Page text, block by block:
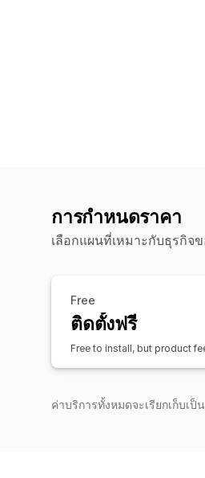
การกำหนดราคา
เลือกแผนที่เหมาะกับธุรกิจ
Free
ติดตั้งฟรี
Free to install, but product
ค่าบริการทั้งหมดจะเรียกเก็บเป็